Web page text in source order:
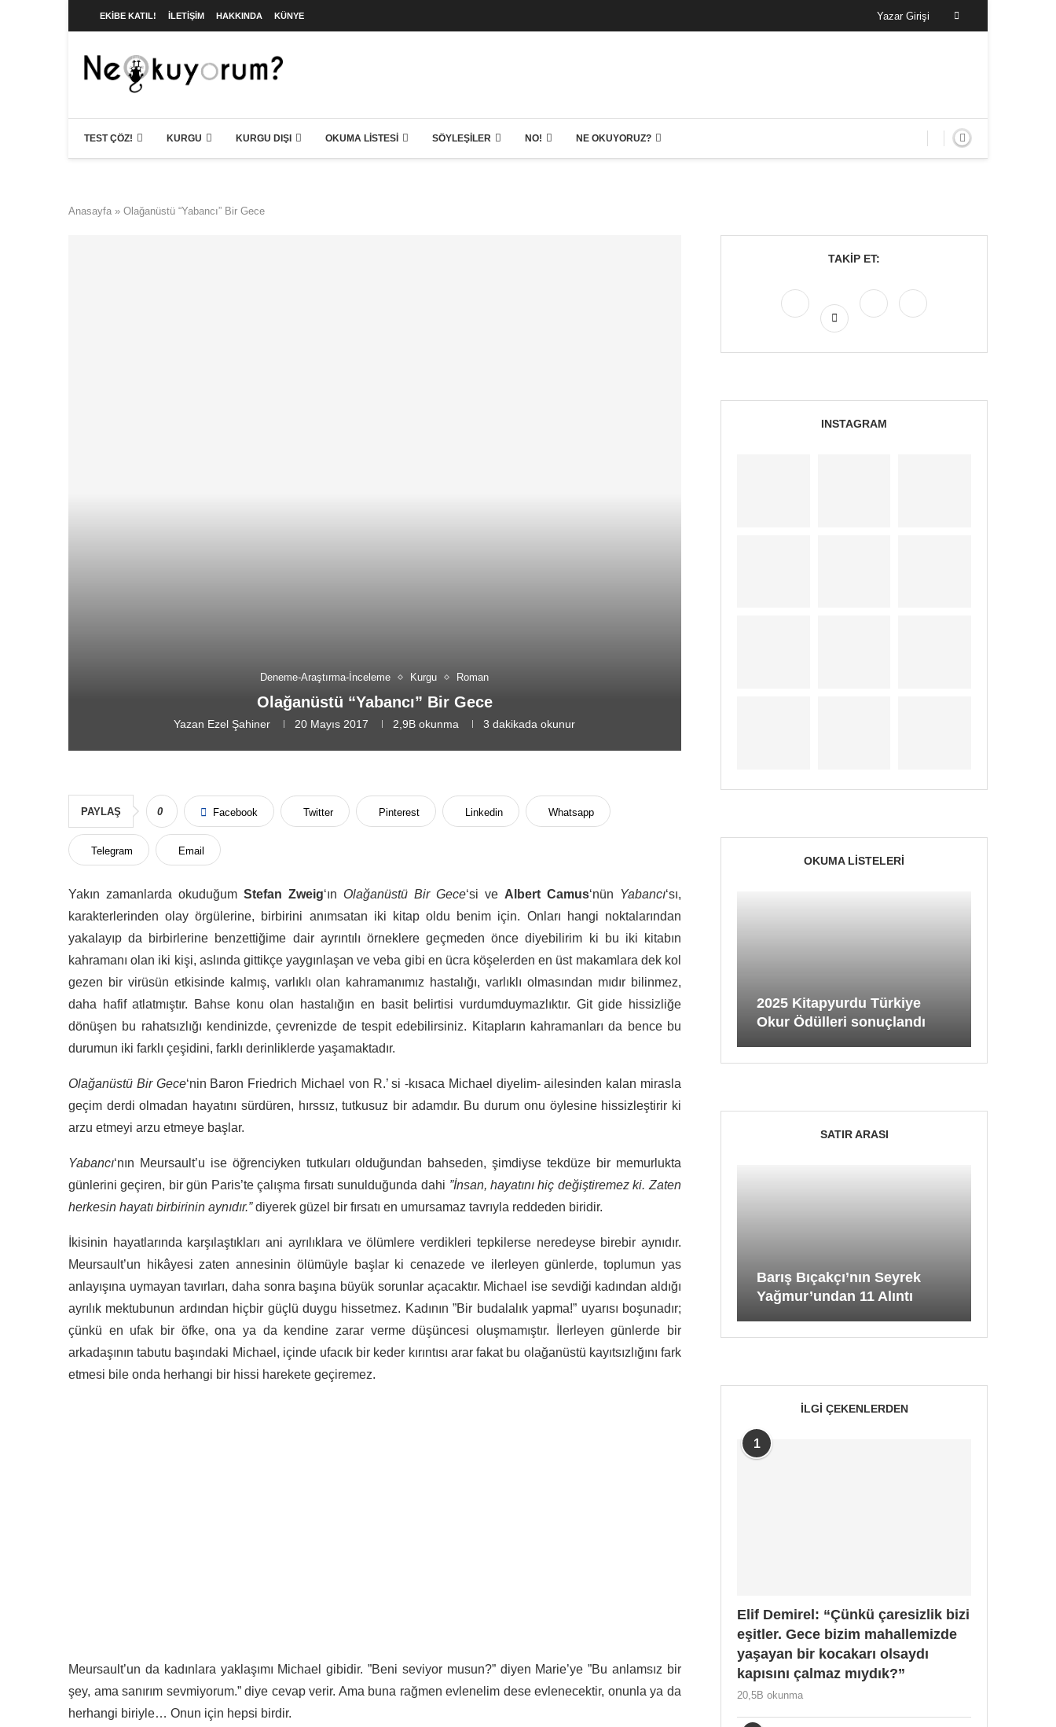
EKIBE KATIL! İLETIŞIM HAKKINDA KÜNYE Yazar Girişi
TEST ÇÖZ! KURGU KURGU DIŞI OKUMA LISTESI SÖYLEŞILER NO! NE OKUYORUZ?
Anasayfa » Olağanüstü “Yabancı” Bir Gece
Deneme-Araştırma-İnceleme Kurgu Roman
Olağanüstü “Yabancı” Bir Gece
Yazan Ezel Şahiner 20 Mayıs 2017 2,9B okunma 3 dakikada okunur
PAYLAŞ 0 Facebook Twitter Pinterest Linkedin Whatsapp
Telegram Email
Yakın zamanlarda okuduğum Stefan Zweig‘ın Olağanüstü Bir Gece‘si ve Albert Camus‘nün Yabancı‘sı,
karakterlerinden olay örgülerine, birbirini anımsatan iki kitap oldu benim için. Onları hangi noktalarından
yakalayıp da birbirlerine benzettiğime dair ayrıntılı örneklere geçmeden önce diyebilirim ki bu iki kitabın
kahramanı olan iki kişi, aslında gittikçe yaygınlaşan ve veba gibi en ücra köşelerden en üst makamlara dek kol
gezen bir virüsün etkisinde kalmış, varlıklı olan kahramanımız hastalığı, varlıklı olmasından mıdır bilinmez,
daha hafif atlatmıştır. Bahse konu olan hastalığın en basit belirtisi vurdumduymazlıktır. Git gide hissizliğe
dönüşen bu rahatsızlığı kendinizde, çevrenizde de tespit edebilirsiniz. Kitapların kahramanları da bence bu
durumun iki farklı çeşidini, farklı derinliklerde yaşamaktadır.
Olağanüstü Bir Gece‘nin Baron Friedrich Michael von R.’ si -kısaca Michael diyelim- ailesinden kalan mirasla
geçim derdi olmadan hayatını sürdüren, hırssız, tutkusuz bir adamdır. Bu durum onu öylesine hissizleştirir ki
arzu etmeyi arzu etmeye başlar.
Yabancı‘nın Meursault’u ise öğrenciyken tutkuları olduğundan bahseden, şimdiyse tekdüze bir memurlukta
günlerini geçiren, bir gün Paris’te çalışma fırsatı sunulduğunda dahi ”İnsan, hayatını hiç değiştiremez ki. Zaten
herkesin hayatı birbirinin aynıdır.”diyerek güzel bir fırsatı en umursamaz tavrıyla reddeden biridir.
İkisinin hayatlarında karşılaştıkları ani ayrılıklara ve ölümlere verdikleri tepkilerse neredeyse birebir aynıdır.
Meursault’un hikâyesi zaten annesinin ölümüyle başlar ki cenazede ve ilerleyen günlerde, toplumun yas
anlayışına uymayan tavırları, daha sonra başına büyük sorunlar açacaktır. Michael ise sevdiği kadından aldığı
ayrılık mektubunun ardından hiçbir güçlü duygu hissetmez. Kadının ”Bir budalalık yapma!” uyarısı boşunadır;
çünkü en ufak bir öfke, ona ya da kendine zarar verme düşüncesi oluşmamıştır. İlerleyen günlerde bir
arkadaşının tabutu başındaki Michael, içinde ufacık bir keder kırıntısı arar fakat bu olağanüstü kayıtsızlığını fark
etmesi bile onda herhangi bir hissi harekete geçiremez.
Meursault’un da kadınlara yaklaşımı Michael gibidir. ”Beni seviyor musun?” diyen Marie’ye ”Bu anlamsız bir
şey, ama sanırım sevmiyorum.” diye cevap verir. Ama buna rağmen evlenelim dese evlenecektir, onunla ya da
herhangi biriyle… Onun için hepsi birdir.
TAKIP ET:
INSTAGRAM
OKUMA LISTELERI
2025 Kitapyurdu Türkiye
Okur Ödülleri sonuçlandı
SATIR ARASI
Barış Bıçakçı’nın Seyrek
Yağmur’undan 11 Alıntı
İLGI ÇEKENLERDEN
1
Elif Demirel: “Çünkü çaresizlik bizi
eşitler. Gece bizim mahallemizde
yaşayan bir kocakarı olsaydı
kapısını çalmaz mıydık?”
20,5B okunma